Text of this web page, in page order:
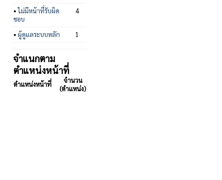
•ไม่มีหน้าที่รับผิด
ชอบ
4
• ผู้ดูแลระบบหลัก 1
จำแนกตาม
ตำแหน่งหน้าที่
ตำแหน่งหน้าที่
จำนวน
(ตำแหน่ง)